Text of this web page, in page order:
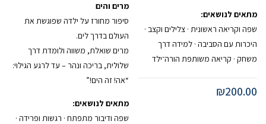
מתאים לנושאים:
שפה וקריאה ראשונית · צלילים וקצב ·
היכרות עם הסביבה · למידה דרך
משחק · קריאה משותפת הורה־ילד
₪200.00
מרים והים
סיפור מחורז על ילדה שפוגשת את
העולם בדרך לים.
מרים שואלת, משווה ולומדת דרך
שלולית, בריכה ונהר – עד לרגע הגילוי:
“אה! זה הים!”
מתאים לנושאים:
שפה ודיבור מתפתח · רגשות ופרידה ·